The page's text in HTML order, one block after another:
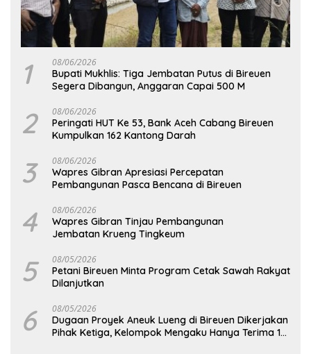
1 08/06/2026
Bupati Mukhlis: Tiga Jembatan Putus di Bireuen
Segera Dibangun, Anggaran Capai 500 M
2 08/06/2026
Peringati HUT Ke 53, Bank Aceh Cabang Bireuen
Kumpulkan 162 Kantong Darah
3 08/06/2026
Wapres Gibran Apresiasi Percepatan
Pembangunan Pasca Bencana di Bireuen
4 08/06/2026
Wapres Gibran Tinjau Pembangunan
Jembatan Krueng Tingkeum
5 08/05/2026
Petani Bireuen Minta Program Cetak Sawah Rakyat
Dilanjutkan
6 08/05/2026
Dugaan Proyek Aneuk Lueng di Bireuen Dikerjakan
Pihak Ketiga, Kelompok Mengaku Hanya Terima 10